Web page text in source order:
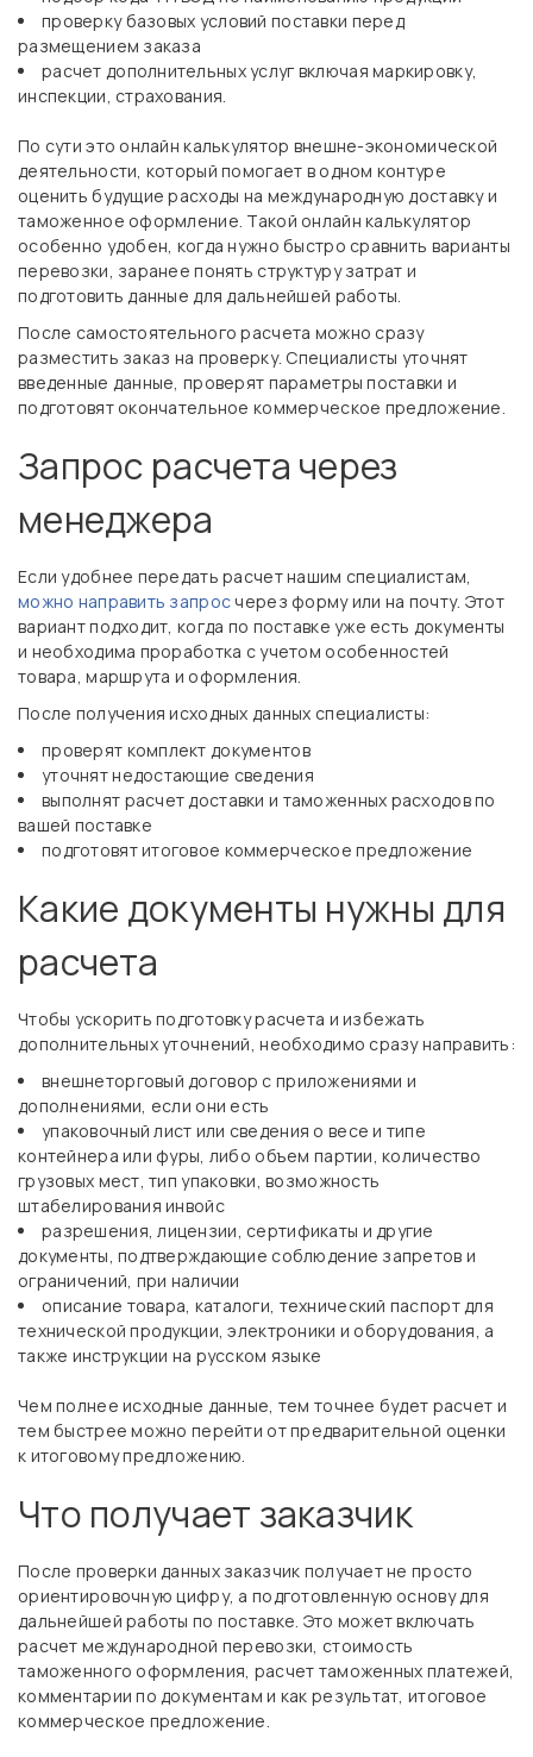
проверку базовых условий поставки перед
размещением заказа
расчет дополнительных услуг включая маркировку,
инспекции, страхования.
По сути это онлайн калькулятор внешне-экономической
деятельности, который помогает в одном контуре
оценить будущие расходы на международную доставку и
таможенное оформление. Такой онлайн калькулятор
особенно удобен, когда нужно быстро сравнить варианты
перевозки, заранее понять структуру затрат и
подготовить данные для дальнейшей работы.
После самостоятельного расчета можно сразу
разместить заказ на проверку. Специалисты уточнят
введенные данные, проверят параметры поставки и
подготовят окончательное коммерческое предложение.
Запрос расчета через
менеджера
Если удобнее передать расчет нашим специалистам,
можно направить запросчерез форму или на почту. Этот
вариант подходит, когда по поставке уже есть документы
и необходима проработка с учетом особенностей
товара, маршрута и оформления.
После получения исходных данных специалисты:
проверят комплект документов
уточнят недостающие сведения
выполнят расчет доставки и таможенных расходов по
вашей поставке
подготовят итоговое коммерческое предложение
Какие документы нужны для
расчета
Чтобы ускорить подготовку расчета и избежать
дополнительных уточнений, необходимо сразу направить:
внешнеторговый договор с приложениями и
дополнениями, если они есть
упаковочный лист или сведения о весе и типе
контейнера или фуры, либо объем партии, количество
грузовых мест, тип упаковки, возможность
штабелирования инвойс
разрешения, лицензии, сертификаты и другие
документы, подтверждающие соблюдение запретов и
ограничений, при наличии
описание товара, каталоги, технический паспорт для
технической продукции, электроники и оборудования, а
также инструкции на русском языке
Чем полнее исходные данные, тем точнее будет расчет и
тем быстрее можно перейти от предварительной оценки
к итоговому предложению.
Что получает заказчик
После проверки данных заказчик получает не просто
ориентировочную цифру, а подготовленную основу для
дальнейшей работы по поставке. Это может включать
расчет международной перевозки, стоимость
таможенного оформления, расчет таможенных платежей,
комментарии по документам и как результат, итоговое
коммерческое предложение.